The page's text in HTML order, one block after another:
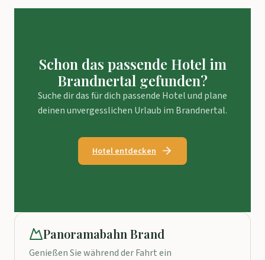
Schon das passende Hotel im
Brandnertal gefunden?
Suche dir das für dich passende Hotel und plane
deinen unvergesslichen Urlaub im Brandnertal.
Hotel entdecken
Panoramabahn Brand
Genießen Sie während der Fahrt ein